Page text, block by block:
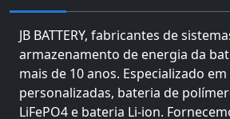
JB BATTERY, fabricantes de
armazenamento de energia da
mais de 10 anos. Especializado
personalizadas, bateria de
LiFePO4 e bateria Li-ion.